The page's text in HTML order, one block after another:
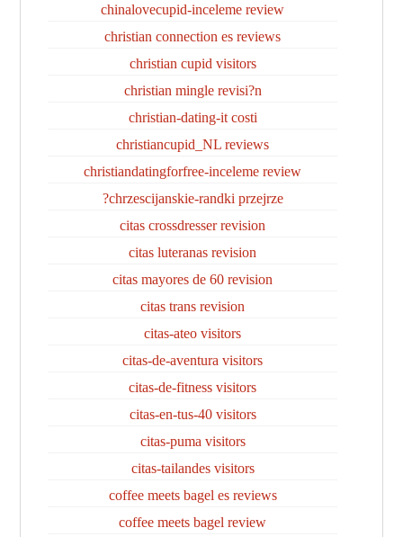
chinalovecupid-inceleme review
christian connection es reviews
christian cupid visitors
christian mingle revisi?n
christian-dating-it costi
christiancupid_NL reviews
christiandatingforfree-inceleme review
chrzescijanskie-randki przejrze?
citas crossdresser revision
citas luteranas revision
citas mayores de 60 revision
citas trans revision
citas-ateo visitors
citas-de-aventura visitors
citas-de-fitness visitors
citas-en-tus-40 visitors
citas-puma visitors
citas-tailandes visitors
coffee meets bagel es reviews
coffee meets bagel review